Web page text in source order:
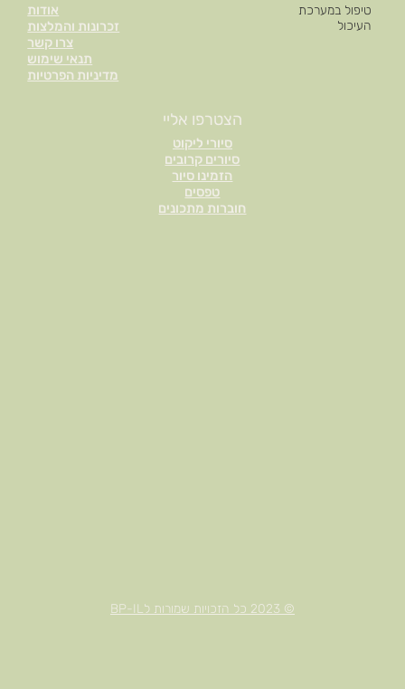
טיפול במערכת
העיכול
אודות
זכרונות והמלצות
צרו קשר
תנאי שימוש
מדיניות הפרטיות
סיורי ליקוט
סיורים קרובים
הזמינו סיור
טפסים
חוברות מתכונים
הצטרפו אליי
© 2023 כל הזכויות שמורות לBP-IL